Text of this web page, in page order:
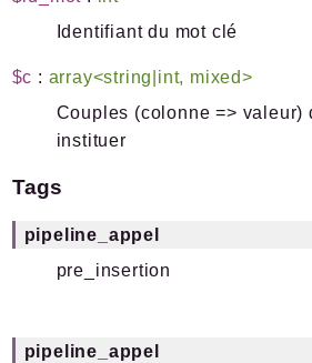
Identifiant du mot clé
$c : array<string|int, mixed>
Couples (colonne => valeur)
instituer
Tags
pipeline_appel
pre_insertion
pipeline_appel